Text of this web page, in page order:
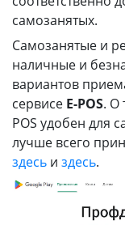
самозанятых.
Самозанятые и
наличные и
вариантов
сервисе E-POS. О
POS удобен для
лучше всего
здесь и здесь.